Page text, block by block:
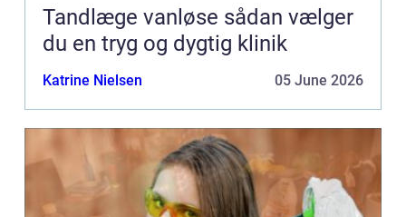
Tandlæge vanløse sådan vælger
du en tryg og dygtig klinik
Katrine Nielsen 05 June 2026